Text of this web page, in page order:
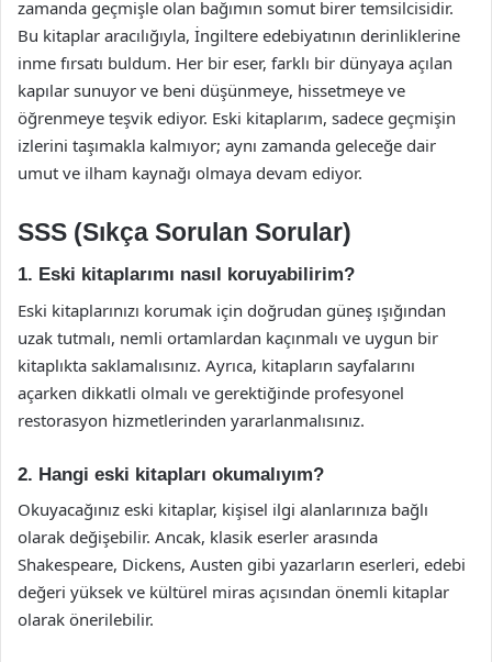
zamanda geçmişle olan bağımın somut birer temsilcisidir.
Bu kitaplar aracılığıyla, İngiltere edebiyatının derinliklerine
inme fırsatı buldum. Her bir eser, farklı bir dünyaya açılan
kapılar sunuyor ve beni düşünmeye, hissetmeye ve
öğrenmeye teşvik ediyor. Eski kitaplarım, sadece geçmişin
izlerini taşımakla kalmıyor; aynı zamanda geleceğe dair
umut ve ilham kaynağı olmaya devam ediyor.
SSS (Sıkça Sorulan Sorular)
1. Eski kitaplarımı nasıl koruyabilirim?
Eski kitaplarınızı korumak için doğrudan güneş ışığından
uzak tutmalı, nemli ortamlardan kaçınmalı ve uygun bir
kitaplıkta saklamalısınız. Ayrıca, kitapların sayfalarını
açarken dikkatli olmalı ve gerektiğinde profesyonel
restorasyon hizmetlerinden yararlanmalısınız.
2. Hangi eski kitapları okumalıyım?
Okuyacağınız eski kitaplar, kişisel ilgi alanlarınıza bağlı
olarak değişebilir. Ancak, klasik eserler arasında
Shakespeare, Dickens, Austen gibi yazarların eserleri, edebi
değeri yüksek ve kültürel miras açısından önemli kitaplar
olarak önerilebilir.